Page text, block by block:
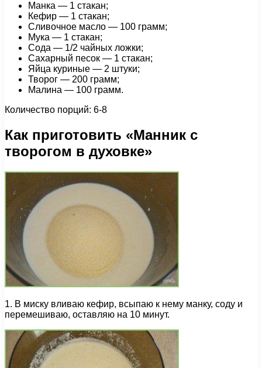
Манка — 1 стакан;
Кефир — 1 стакан;
Сливочное масло — 100 грамм;
Мука — 1 стакан;
Сода — 1/2 чайных ложки;
Сахарный песок — 1 стакан;
Яйца куриные — 2 штуки;
Творог — 200 грамм;
Малина — 100 грамм.
Количество порций: 6-8
Как приготовить «Манник с
творогом в духовке»
1. В миску вливаю кефир, всыпаю к нему манку, соду и
перемешиваю, оставляю на 10 минут.